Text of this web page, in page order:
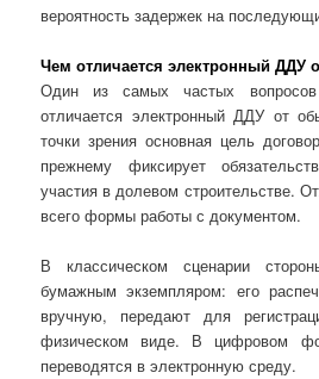
вероятность задержек на
Чем отличается электронный ДДУ
Один из самых частых
отличается электронный ДДУ от
точки зрения основная цель
прежнему фиксирует
участия в долевом строительстве.
всего формы работы с документом.
В классическом сценарии
бумажным экземпляром: его
вручную, передают для
физическом виде. В цифровом
переводятся в электронную среду.